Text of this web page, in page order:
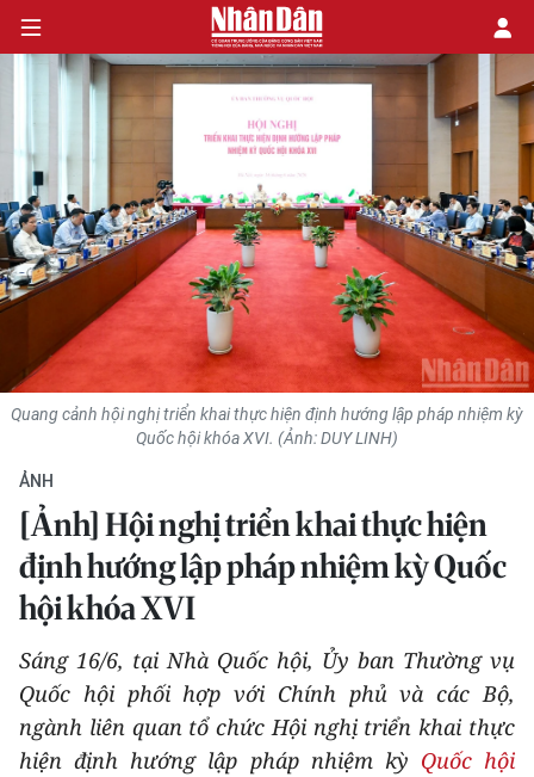
CHÍNH TRỊ
KINH TẾ
VĂN HÓA
XÃ HỘI
PHÁP LUẬT
THẾ GIỚI
THỂ THAO
GIÁO DỤC
Y TẾ
KHOA HỌC - CÔNG NGHỆ
Quang cảnh hội nghị triển khai thực hiện định hướng lập pháp nhiệm kỳ
Quốc hội khóa XVI. (Ảnh: DUY LINH)
ẢNH
[Ảnh] Hội nghị triển khai thực hiện
định hướng lập pháp nhiệm kỳ Quốc
hội khóa XVI
Sáng 16/6, tại Nhà Quốc hội, Ủy ban Thường vụ
Quốc hội phối hợp với Chính phủ và các Bộ,
ngành liên quan tổ chức Hội nghị triển khai thực
hiện định hướng lập pháp nhiệm kỳ Quốc hội